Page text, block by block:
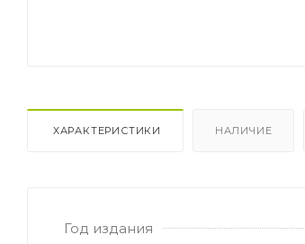
ХАРАКТЕРИСТИКИ НАЛИЧИЕ
Год издания